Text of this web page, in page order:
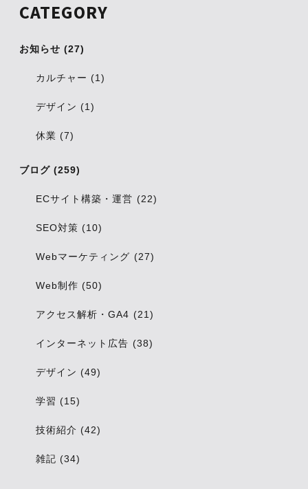
CATEGORY
お知らせ (27)
カルチャー (1)
デザイン (1)
休業 (7)
ブログ (259)
ECサイト構築・運営 (22)
SEO対策 (10)
Webマーケティング (27)
Web制作 (50)
アクセス解析・GA4 (21)
インターネット広告 (38)
デザイン (49)
学習 (15)
技術紹介 (42)
雑記 (34)